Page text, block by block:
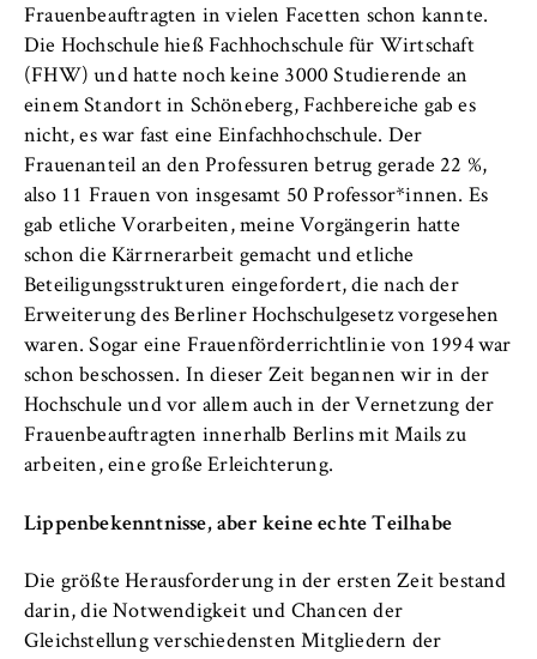
o
n
o
m
i
c
s
a
n
d
L
a
w
Internationales
Organisation der Hochschule
Serviceeinrichtungen
Stellenangebote
Frauenbeauftragten in vielen Facetten schon kannte.
Die Hochschule hieß Fachhochschule für Wirtschaft
(FHW) und hatte noch keine 3000 Studierende an
einem Standort in Schöneberg, Fachbereiche gab es
nicht, es war fast eine Einfachhochschule. Der
Frauenanteil an den Professuren betrug gerade 22 %,
also 11 Frauen von insgesamt 50 Professor*innen. Es
gab etliche Vorarbeiten, meine Vorgängerin hatte
schon die Kärrnerarbeit gemacht und etliche
Beteiligungsstrukturen eingefordert, die nach der
Erweiterung des Berliner Hochschulgesetz vorgesehen
waren. Sogar eine Frauenförderrichtlinie von 1994 war
schon beschossen. In dieser Zeit begannen wir in der
Hochschule und vor allem auch in der Vernetzung der
Frauenbeauftragten innerhalb Berlins mit Mails zu
arbeiten, eine große Erleichterung.
Lippenbekenntnisse, aber keine echte Teilhabe
Die größte Herausforderung in der ersten Zeit bestand
darin, die Notwendigkeit und Chancen der
Gleichstellung verschiedensten Mitgliedern der
Zweck:
Dient der Identifizierung der
Browsersitzung für eingeloggte Frontend-
Benutzer (z. B. im geschützten
Mitgliederbereich). Er speichert die
Session-ID und sorgt dafür, dass der Nutzer
während des Besuchs eingeloggt bleibt.
Cookie Laufzeit:
Für die Dauer der Browsersitzung
MARKETING
Youtube
VISITOR_INFO1_LIVE, YSC, yt-remote-
Anbieter:
Google Ireland Limited